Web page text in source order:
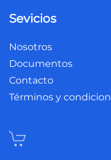
Sevicios
Nosotros
Documentos
Contacto
Términos y